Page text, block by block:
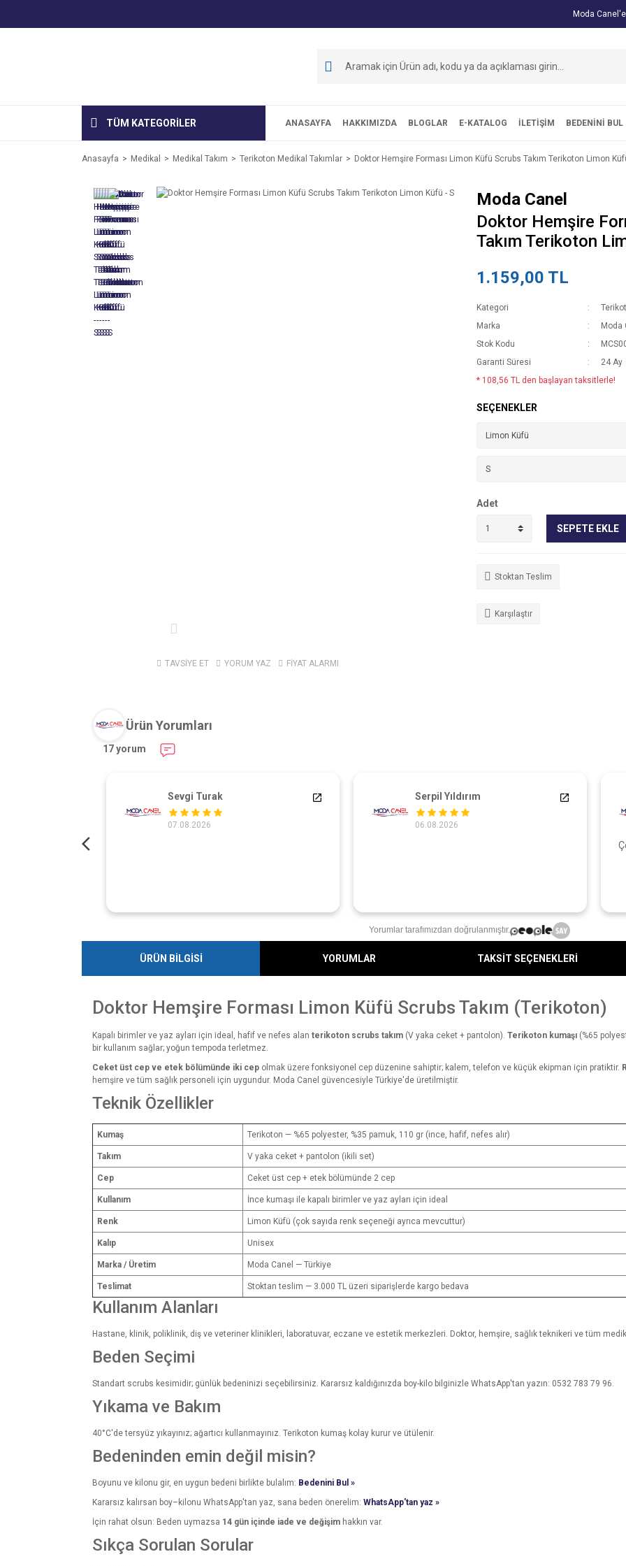
Moda
TÜM KATEGORİLER ANASAYFA HAKKIMIZDA BLOGLAR E-KATALOG İLETİŞİM BEDENİNİ BUL
Anasayfa Medikal Medikal Takım Terikoton Medikal Takımlar Doktor Hemşire Forması Limon Küfü Scrubs Takım Terikoton Limon
TAVSİYE ET YORUM YAZ FİYAT ALARMI
Moda Canel
Doktor Hemşire
Takım Terikoton
1.159,00 TL
Kategori
Marka
Moda
Stok Kodu
Garanti Süresi
24 Ay
* 108,56 TL den başlayan taksitlerle!
SEÇENEKLER
Adet
SEPETE EKLE
Stoktan Teslim
Karşılaştır
Ürün Yorumları
17 yorum
Sevgi Turak
07.08.2026
Serpil Yıldırım
06.08.2026
Yorumlar tarafımızdan doğrulanmıştır.
ÜRÜN BİLGİSİ YORUMLAR TAKSİT SEÇENEKLERİ
Doktor Hemşire Forması Limon Küfü Scrubs Takım (Terikoton)
Kapalı birimler ve yaz ayları için ideal, hafif ve nefes alan terikoton scrubs takım (V yaka ceket + pantolon). Terikoton kumaşı (%65
bir kullanım sağlar; yoğun tempoda terletmez.
Ceket üst cep ve etek bölümünde iki cep olmak üzere fonksiyonel cep düzenine sahiptir; kalem, telefon ve küçük ekipman için pratiktir.
hemşire ve tüm sağlık personeli için uygundur. Moda Canel güvencesiyle Türkiye'de üretilmiştir.
Teknik Özellikler
Kumaş Terikoton — %65 polyester, %35 pamuk, 110 gr (ince, hafif, nefes alır)
Takım V yaka ceket + pantolon (ikili set)
Cep Ceket üst cep + etek bölümünde 2 cep
Kullanım İnce kumaşı ile kapalı birimler ve yaz ayları için ideal
Renk Limon Küfü (çok sayıda renk seçeneği ayrıca mevcuttur)
Kalıp Unisex
Marka / Üretim Moda Canel — Türkiye
Teslimat Stoktan teslim — 3.000 TL üzeri siparişlerde kargo bedava
Kullanım Alanları
Hastane, klinik, poliklinik, diş ve veteriner klinikleri, laboratuvar, eczane ve estetik merkezleri. Doktor, hemşire, sağlık teknikeri ve tüm
Beden Seçimi
Standart scrubs kesimidir; günlük bedeninizi seçebilirsiniz. Kararsız kaldığınızda boy-kilo bilginizle WhatsApp'tan yazın: 0532 783 79 96.
Yıkama ve Bakım
40°C'de tersyüz yıkayınız; ağartıcı kullanmayınız. Terikoton kumaş kolay kurur ve ütülenir.
Bedeninden emin değil misin?
Boyunu ve kilonu gir, en uygun bedeni birlikte bulalım: Bedenini Bul »
Kararsız kalırsan boy–kilonu WhatsApp'tan yaz, sana beden önerelim: WhatsApp'tan yaz »
İçin rahat olsun: Beden uymazsa 14 gün içinde iade ve değişim hakkın var.
Sıkça Sorulan Sorular